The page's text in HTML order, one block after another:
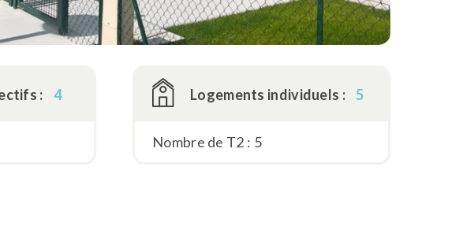
: 4 Logements individuels : 5
Nombre de T2 : 5